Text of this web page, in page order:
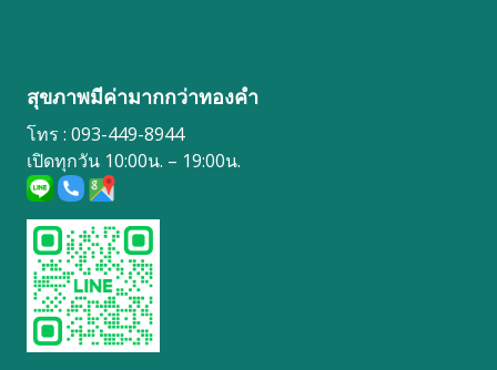
สุขภาพมีค่ามากกว่าทองคำ
โทร : 093-449-8944
เปิดทุกวัน 10:00น. – 19:00น.